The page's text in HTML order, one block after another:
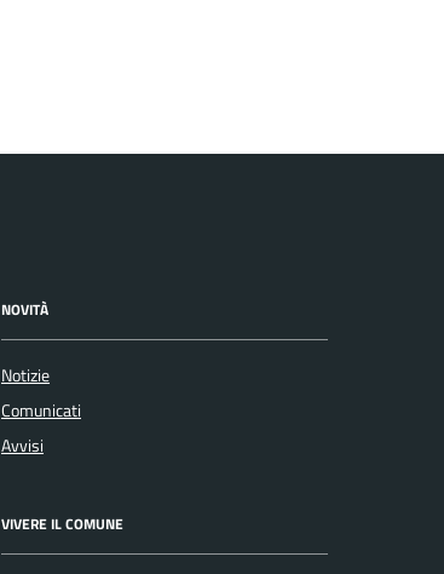
NOVITÀ
Notizie
Comunicati
Avvisi
VIVERE IL COMUNE